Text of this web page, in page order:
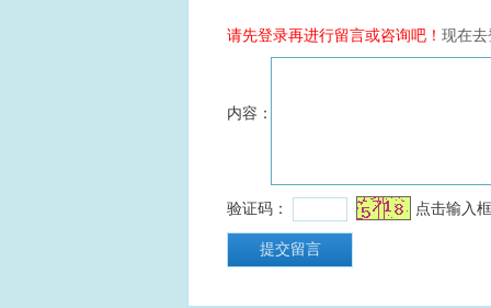
请先登录再进行留言或咨询吧！ 现在
内容：
验证码： 点击输入